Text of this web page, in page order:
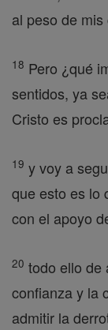
al peso de mis
18 Pero ¿qué
sentidos, ya
Cristo es
19 y voy a
que esto es lo
con el apoyo
20 todo ello de
confianza y la
admitir la